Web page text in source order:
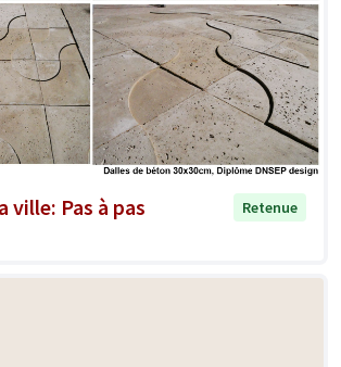
ville: Pas à pas
Retenue